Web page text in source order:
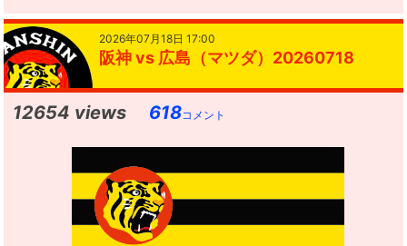
2026年07月18日 17:00
阪神 vs 広島（マツダ）20260718
12654 views 618コメント